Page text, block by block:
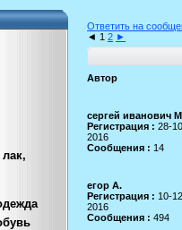
Ответить на
◄ 1 2 ►
Автор
сергей иванович
Регистрация : 28-
2016
Сообщения : 14
егор А.
Регистрация : 10-
2016
Сообщения : 494